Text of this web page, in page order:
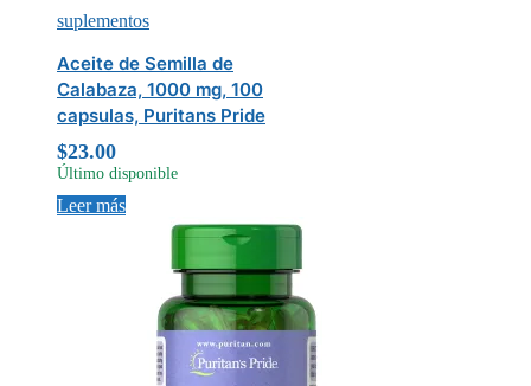
suplementos
Aceite de Semilla de
Calabaza, 1000 mg, 100
capsulas, Puritans Pride
$23.00
Último disponible
Leer más